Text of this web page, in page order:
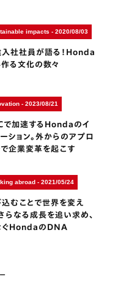
impacts - 2020/08/03
入社社員が語る！Honda
作る文化の数々
- 2023/08/21
で加速するHondaのイ
ション。外からのアプロ
で企業変革を起こす
abroad - 2021/05/24
むことで世界を変え
らなる成長を追い求め、
ぐHondaのDNA